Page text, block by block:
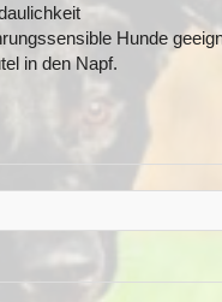
Hunde
in den Napf.